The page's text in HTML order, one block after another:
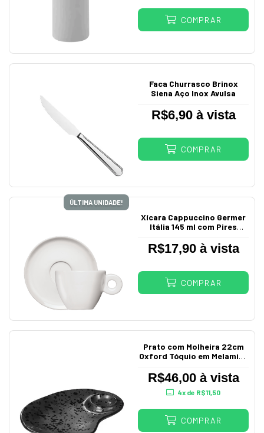
COMPRAR
Faca Churrasco Brinox
Siena Aço Inox Avulsa
R$6,90 à vista
COMPRAR
ÚLTIMA UNIDADE!
Xícara Cappuccino Germer
Itália 145 ml com Pires
Comercial
R$17,90 à vista
COMPRAR
Prato com Molheira 22cm
Oxford Tóquio em Melamina
R$46,00 à vista
4x de R$11,50
COMPRAR